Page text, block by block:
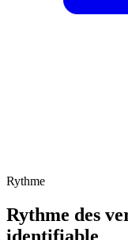
Rythme
Rythme des